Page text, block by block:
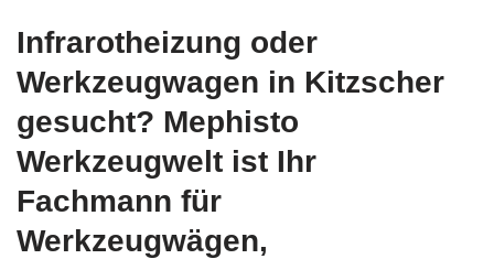
Infrarotheizung oder
Werkzeugwagen in Kitzscher
gesucht? Mephisto
Werkzeugwelt ist Ihr
Fachmann für
Werkzeugwägen,